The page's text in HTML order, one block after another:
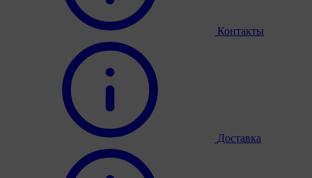
Контакты
Доставка